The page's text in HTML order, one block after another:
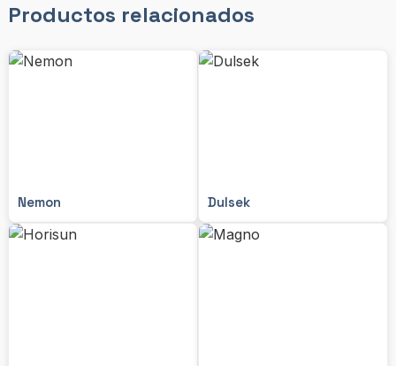
Productos relacionados
Nemon Dulsek